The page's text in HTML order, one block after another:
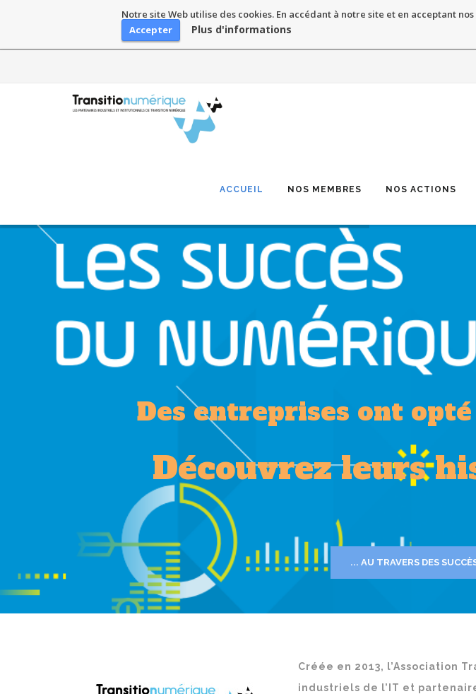
Notre site Web utilise des cookies. En accédant à notre site et en acceptant
Accepter
Plus d'informations
content
ACCUEIL NOS MEMBRES NOS ACTIONS
Des entreprises ont
Découvrez leurs
... AU TRAVERS DES
Créée en 2013, l’Association
industriels de l’IT et